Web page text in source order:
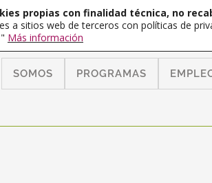
SOMOS PROGRAMAS
propias con finalidad técnica, no
a sitios web de terceros con políticas de
Más información